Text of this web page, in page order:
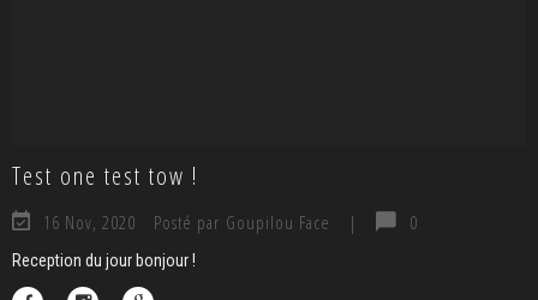
Test one test tow !
16 Nov, 2020 Posté par Goupilou Face | 0
Reception du jour bonjour !